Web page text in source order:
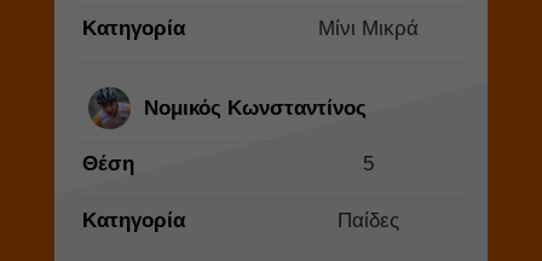
Κατηγορία Μίνι Μικρά
Νομικός Κωνσταντίνος
Θέση 5
Κατηγορία Παίδες